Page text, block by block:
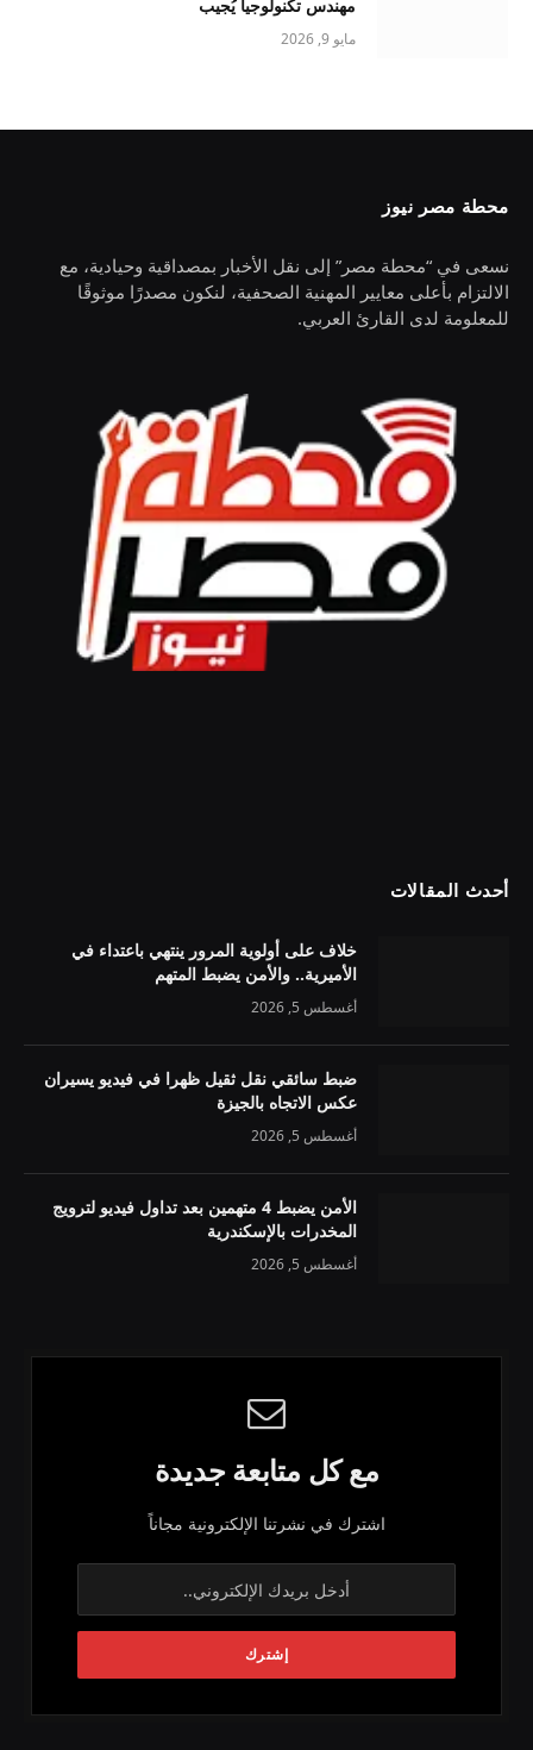
مهندس تكنولوجيا يُجيب
مايو 9, 2026
محطة مصر نيوز
نسعى في “محطة مصر” إلى نقل الأخبار بمصداقية وحيادية، مع
الالتزام بأعلى معايير المهنية الصحفية، لنكون مصدرًا موثوقًا
للمعلومة لدى القارئ العربي.
أحدث المقالات
خلاف على أولوية المرور ينتهي باعتداء في
الأميرية.. والأمن يضبط المتهم
أغسطس 5, 2026
ضبط سائقي نقل ثقيل ظهرا في فيديو يسيران
عكس الاتجاه بالجيزة
أغسطس 5, 2026
الأمن يضبط 4 متهمين بعد تداول فيديو لترويج
المخدرات بالإسكندرية
أغسطس 5, 2026
مع كل متابعة جديدة
اشترك في نشرتنا الإلكترونية مجاناً